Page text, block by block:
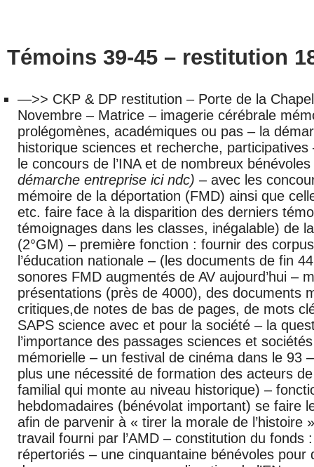
Témoins 39-45 – restitution
—>> CKP & DP restitution – Porte de la
Novembre – Matrice – imagerie cérébrale
prolégomènes, académiques ou pas – la
historique sciences et recherche, participatives
le concours de l’INA et de nombreux
démarche entreprise ici ndc) – avec les
mémoire de la déportation (FMD) ainsi que
etc. faire face à la disparition des derniers
témoignages dans les classes, inégalable) de
(2°GM) – première fonction : fournir des
l’éducation nationale – (les documents de fin
sonores FMD augmentés de AV aujourd’hui –
présentations (près de 4000), des documents
critiques,de notes de bas de pages, de mots
SAPS science avec et pour la société – la
l’importance des passages sciences et
mémorielle – un festival de cinéma dans le 93
plus une nécessité de formation des acteurs
familial qui monte au niveau historique) –
hebdomadaires (bénévolat important) se faire
afin de parvenir à « tirer la morale de l’histoire
travail fourni par l’AMD – constitution du fonds
répertoriés – une cinquantaine bénévoles pour